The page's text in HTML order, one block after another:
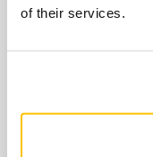
of their services.